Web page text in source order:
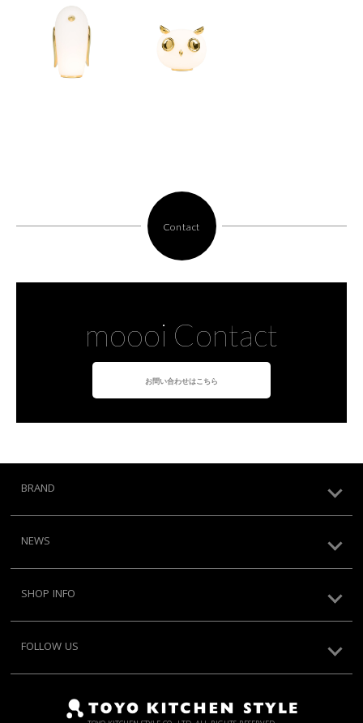
Contact
moooi Contact
お問い合わせはこちら
BRAND
NEWS
SHOP INFO
FOLLOW US